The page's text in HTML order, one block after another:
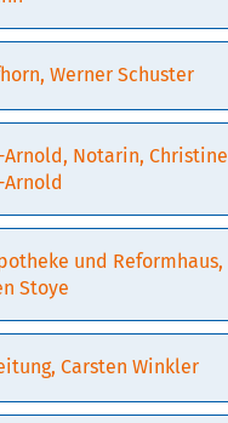
Werner Schuster
Arnold, Notarin, Christine
und Reformhaus,
Stoye
Carsten Winkler